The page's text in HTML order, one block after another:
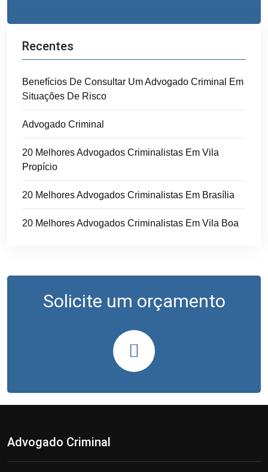
Recentes
Benefícios De Consultar Um Advogado Criminal Em
Situações De Risco
Advogado Criminal
20 Melhores Advogados Criminalistas Em Vila
Propício
20 Melhores Advogados Criminalistas Em Brasília
20 Melhores Advogados Criminalistas Em Vila Boa
Solicite um orçamento
Advogado Criminal